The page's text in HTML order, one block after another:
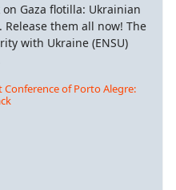
Gaza flotilla: Ukrainian
them all now! The
with Ukraine (ENSU)
of Porto Alegre: